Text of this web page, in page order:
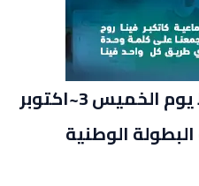
احتضنت العاصمة الرباط يوم الخميس 3~اكتوبر
البطولة الوطنية